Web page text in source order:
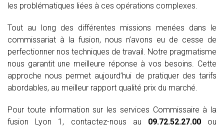
les problématiques liées à ces opérations complexes.
Tout au long des différentes missions menées dans le
commissariat à la fusion, nous n’avons eu de cesse de
perfectionner nos techniques de travail. Notre pragmatisme
nous garantit une meilleure réponse à vos besoins. Cette
approche nous permet aujourd’hui de pratiquer des tarifs
abordables, au meilleur rapport qualité prix du marché.
Pour toute information sur les services Commissaire à la
fusion Lyon 1, contactez-nous au 09.72.52.27.00ou